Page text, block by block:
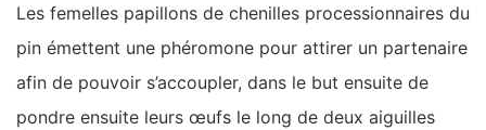
Les femelles papillons de chenilles processionnaires du
pin émettent une phéromone pour attirer un partenaire
afin de pouvoir s’accoupler, dans le but ensuite de
pondre ensuite leurs œufs le long de deux aiguilles